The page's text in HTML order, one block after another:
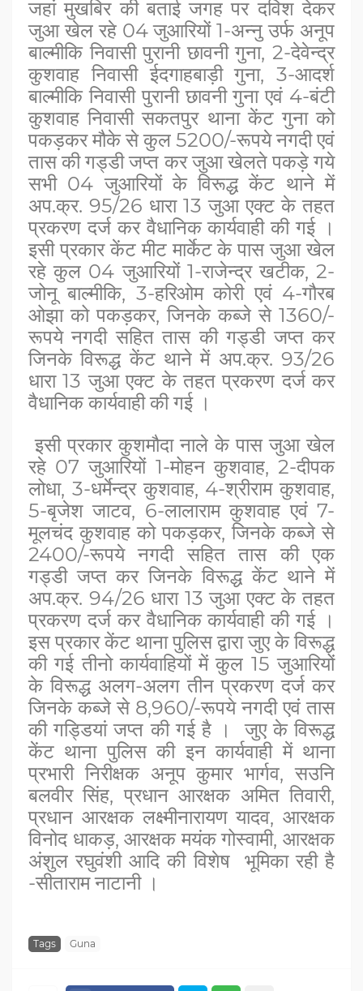
जहां मुखबिर की बताई जगह पर दविश देकर
जुआ खेल रहे 04 जुआरियों 1-अन्नु उर्फ अनूप
बाल्मीकि निवासी पुरानी छावनी गुना, 2-देवेन्द्र
कुशवाह निवासी ईदगाहबाड़ी गुना, 3-आदर्श
बाल्मीकि निवासी पुरानी छावनी गुना एवं 4-बंटी
कुशवाह निवासी सकतपुर थाना केंट गुना को
पकड़कर मौके से कुल 5200/-रूपये नगदी एवं
तास की गड्डी जप्त कर जुआ खेलते पकड़े गये
सभी 04 जुआरियों के विरूद्ध केंट थाने में
अप.क्र. 95/26 धारा 13 जुआ एक्ट के तहत
प्रकरण दर्ज कर वैधानिक कार्यवाही की गई ।
इसी प्रकार केंट मीट मार्केट के पास जुआ खेल
रहे कुल 04 जुआरियों 1-राजेन्द्र खटीक, 2-
जोनू बाल्मीकि, 3-हरिओम कोरी एवं 4-गौरब
ओझा को पकड़कर, जिनके कब्जे से 1360/-
रूपये नगदी सहित तास की गड्डी जप्त कर
जिनके विरूद्ध केंट थाने में अप.क्र. 93/26
धारा 13 जुआ एक्ट के तहत प्रकरण दर्ज कर
वैधानिक कार्यवाही की गई ।
इसी प्रकार कुशमौदा नाले के पास जुआ खेल
रहे 07 जुआरियों 1-मोहन कुशवाह, 2-दीपक
लोधा, 3-धर्मेन्द्र कुशवाह, 4-श्रीराम कुशवाह,
5-बृजेश जाटव, 6-लालाराम कुशवाह एवं 7-
मूलचंद कुशवाह को पकड़कर, जिनके कब्जे से
2400/-रूपये नगदी सहित तास की एक
गड्डी जप्त कर जिनके विरूद्ध केंट थाने में
अप.क्र. 94/26 धारा 13 जुआ एक्ट के तहत
प्रकरण दर्ज कर वैधानिक कार्यवाही की गई ।
इस प्रकार केंट थाना पुलिस द्वारा जुए के विरूद्ध
की गई तीनो कार्यवाहियों में कुल 15 जुआरियों
के विरूद्ध अलग-अलग तीन प्रकरण दर्ज कर
जिनके कब्जे से 8,960/-रूपये नगदी एवं तास
की गड्डियां जप्त की गई है । जुए के विरूद्ध
केंट थाना पुलिस की इन कार्यवाही में थाना
प्रभारी निरीक्षक अनूप कुमार भार्गव, सउनि
बलवीर सिंह, प्रधान आरक्षक अमित तिवारी,
प्रधान आरक्षक लक्ष्मीनारायण यादव, आरक्षक
विनोद धाकड़, आरक्षक मयंक गोस्वामी, आरक्षक
अंशुल रघुवंशी आदि की विशेष भूमिका रही है
-सीताराम नाटानी ।
Tags Guna